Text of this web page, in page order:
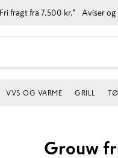
Fri fragt fra 7.500 kr.* Aviser
VVS OG VARME GRILL
Grouw